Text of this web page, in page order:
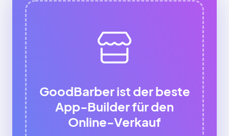
GoodBarber ist der beste
App-Builder für den
Online-Verkauf